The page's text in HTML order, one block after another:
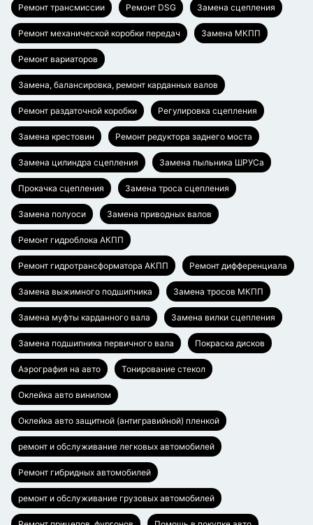
Ремонт трансмиссии Ремонт DSG Замена сцепления
Ремонт механической коробки передач Замена МКПП
Ремонт вариаторов
Замена, балансировка, ремонт карданных валов
Ремонт раздаточной коробки Регулировка сцепления
Замена крестовин Ремонт редуктора заднего моста
Замена цилиндра сцепления Замена пыльника ШРУСа
Прокачка сцепления Замена троса сцепления
Замена полуоси Замена приводных валов
Ремонт гидроблока АКПП
Ремонт гидротрансформатора АКПП Ремонт дифференциала
Замена выжимного подшипника Замена тросов МКПП
Замена муфты карданного вала Замена вилки сцепления
Замена подшипника первичного вала Покраска дисков
Аэрография на авто Тонирование стекол
Оклейка авто винилом
Оклейка авто защитной (антигравийной) пленкой
ремонт и обслуживание легковых автомобилей
Ремонт гибридных автомобилей
ремонт и обслуживание грузовых автомобилей